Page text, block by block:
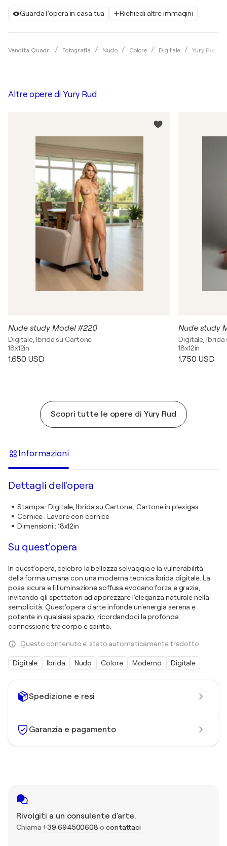
Guarda l’opera in casa tua Richiedi altre immagini
Vendita Quadri Fotografia Nudo Colore Digitale Yury Rud
Spedizione e resi
Garanzia e pagamento
Rivolgiti a un consulente d'arte.
Chiama +39 694500608 o contattaci
Altre opere diYury Rud
Nude study Model #220
Digitale, Ibrida su Cartone
18x12in
1.650 USD
Nude study
Digitale, Ibrida
18x12in
1.750 USD
Scopri tutte le opere di Yury Rud
Informazioni
Dettagli dell'opera
Stampa:Digitale, Ibrida su Cartone , Cartone in plexigas
Cornice:Lavoro con cornice
Dimensioni : 18x12in
Su quest'opera
In quest'opera, celebro la bellezza selvaggia e la vulnerabilità
della forma umana con una moderna tecnica ibrida digitale. La
posa sicura e l'illuminazione soffusa evocano forza e grazia,
invitando gli spettatori ad apprezzare l'eleganza naturale nella
semplicità. Quest'opera d'arte infonde un'energia serena e
potente in qualsiasi spazio, ricordandoci la profonda
connessione tra corpo e spirito.
Questo contenuto e' stato automaticamente tradotto.
Digitale Ibrida Nudo Colore Moderno Digitale